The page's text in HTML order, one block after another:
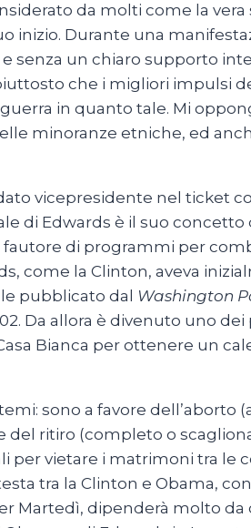
da molti come la
inizio. Durante una
senza un chiaro supporto
che i migliori impulsi
in quanto tale. Mi
minoranze etniche, ed
vicepresidente nel ticket
di Edwards è il suo concetto
fautore di programmi per
come la Clinton, aveva
pubblicato dal Washington
Da allora è divenuto uno
Bianca per ottenere un
sono a favore dell’aborto
del ritiro (completo o
per vietare i matrimoni tra le
tra la Clinton e Obama,
Martedì, dipenderà molto da